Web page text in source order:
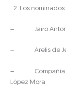
Los
– Jairo Antonio
– Arelis de
– Compañía
López Mora